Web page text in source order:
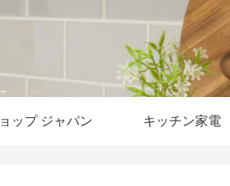
ップ ジャパン キッチン家電